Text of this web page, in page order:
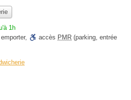
1h
, accès PMR (parking, entrée